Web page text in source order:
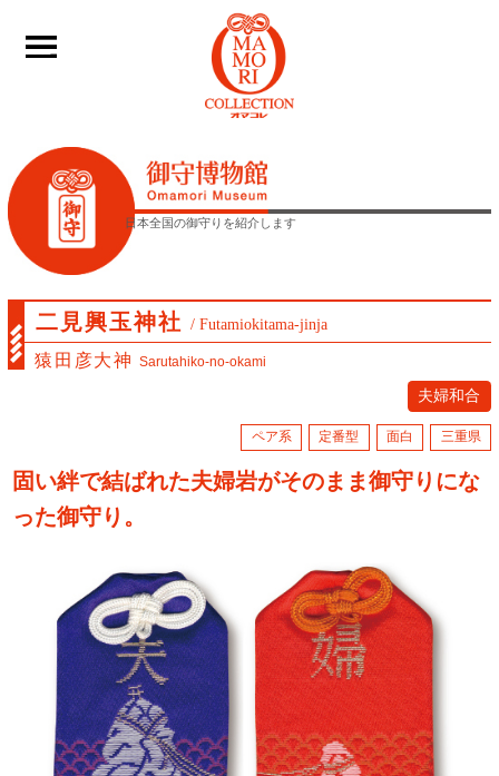
____
日本全国の御守りを紹介します
二見興玉神社 / Futamiokitama-jinja
猿田彦大神 Sarutahiko-no-okami
夫婦和合
三重県
面白
定番型
ペア系
固い絆で結ばれた夫婦岩がそのまま御守りにな
った御守り。